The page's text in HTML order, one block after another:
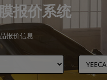
报价系统
报价信息